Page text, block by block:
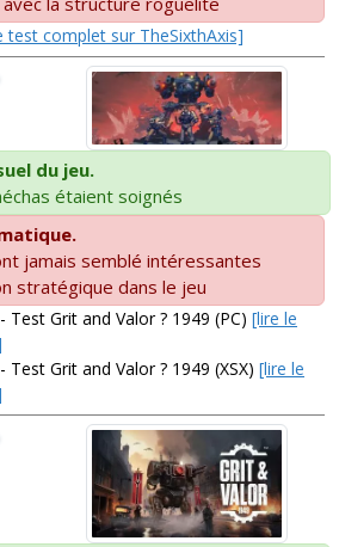
test complet sur TheSixthAxis]
du jeu.
étaient soignés
jamais semblé intéressantes
stratégique dans le jeu
- Test Grit and Valor ? 1949 (PC) [lire le
- Test Grit and Valor ? 1949 (XSX) [lire le